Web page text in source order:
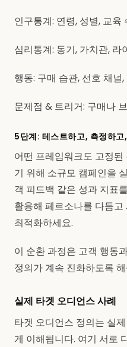
인구통계: 연령, 성별, 교육
심리통계: 동기, 가치관, 라
행동: 구매 습관, 선호 채널
문제점 & 트리거: 구매나
5단계: 테스트하고, 측정하고
어떤 프레임워크도 고정
기 위해 소규모 캠페인을
객 피드백 같은 성과 지표
활용해 페르소나를 다듬
최적화하세요.
이 순환 과정은 고객 행동
정의가 계속 진화하도록
실제 타겟 오디언스 사례
타겟 오디언스 정의는 실
게 이해됩니다. 여기 서로